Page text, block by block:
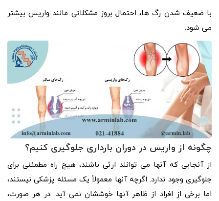
با ضعیف شدن رگ ها، احتمال بروز مشکلاتی مانند واریس بیشتر
می شود.
چگونه از واریس در دوران بارداری جلوگیری کنیم؟
از آنجایی که آنها می توانند ارثی باشند، هیچ راه مطمئنی برای
جلوگیری وجود ندارد. اگرچه آنها معمولاً یک مسئله پزشکی نیستند،
اما برخی از افراد از ظاهر آنها خوششان نمی آید. در هر صورت،